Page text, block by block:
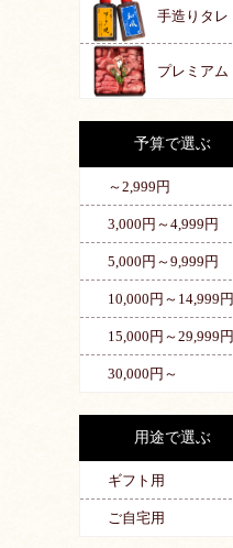
手造りタレ
プレミアム
予算で選ぶ
～2,999円
3,000円～4,999円
5,000円～9,999円
10,000円～14,999円
15,000円～29,999円
30,000円～
用途で選ぶ
ギフト用
ご自宅用